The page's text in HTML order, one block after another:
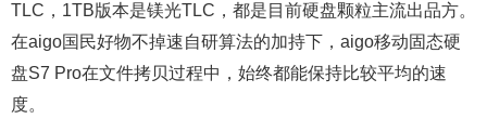
TLC，1TB版本是镁光TLC，都是目前硬盘颗粒主流出品方。
在aigo国民好物不掉速自研算法的加持下，aigo移动固态硬
盘S7 Pro在文件拷贝过程中，始终都能保持比较平均的速
度。